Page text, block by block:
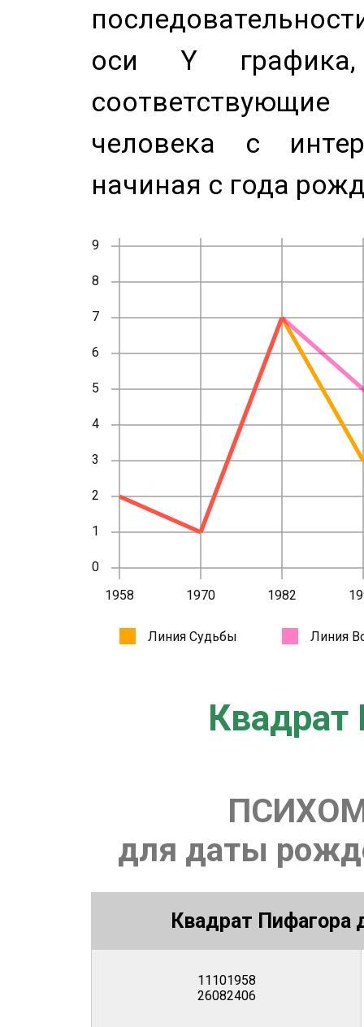
оси Y
человека с
начиная с года
Квадрат
для даты
Квадрат Пифагора
11101958
26082406